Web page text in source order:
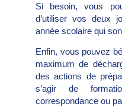
Si besoin, vous
d’utiliser vos deux
année scolaire qui
Enfin, vous pouvez
maximum de
des actions de
s’agir de
correspondance ou